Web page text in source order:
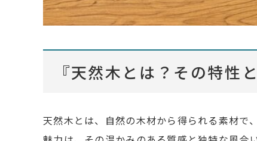
『天然木とは？その特性
天然木とは、自然の木材から得られる素材で